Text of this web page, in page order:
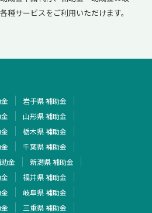
種サービスをご利用いただけます。
岩手県 補助金
山形県 補助金
栃木県 補助金
千葉県 補助金
金
新潟県 補助金
福井県 補助金
岐阜県 補助金
三重県 補助金